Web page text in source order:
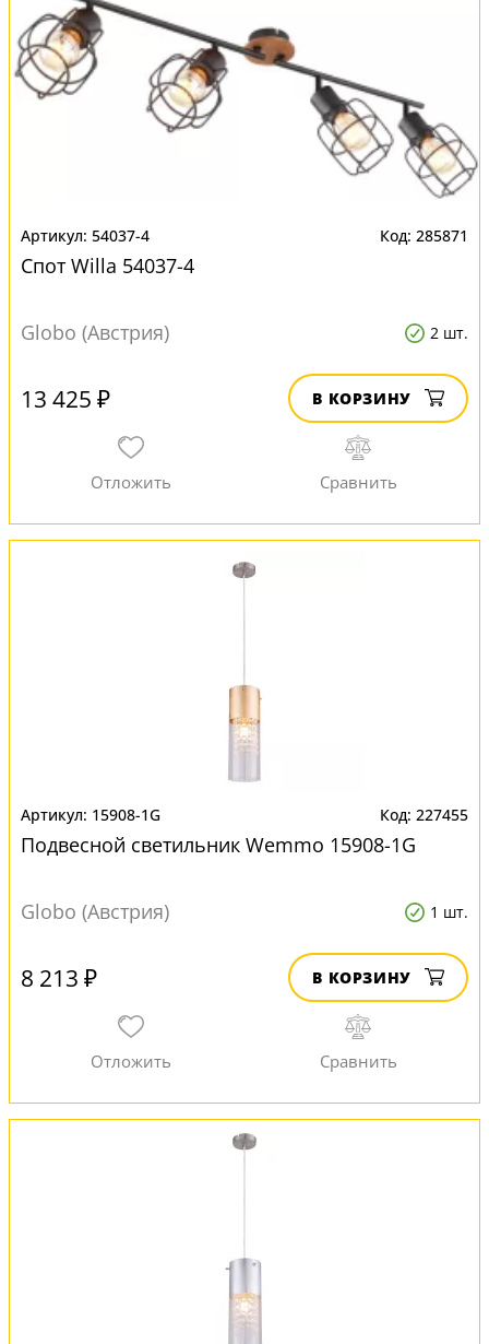
54037-4 285871
Спот Willa 54037-4
Globo (Австрия) 2 шт.
13 425 ₽ В КОРЗИНУ
15908-1G 227455
Подвесной светильник Wemmo 15908-1G
Globo (Австрия) 1 шт.
8 213 ₽ В КОРЗИНУ